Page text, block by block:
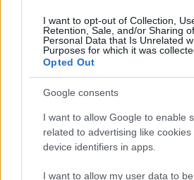
I want to opt-out of Collection,
Retention, Sale, and/or Sharing
Personal Data that Is Unrelated
Purposes for which it was
Opted Out
Google consents
I want to allow Google to enable
related to advertising like
device identifiers in apps.
I want to allow my user data to
Az Orosz Birodalom
Hermann Róbert
Bem apó
Rosonczy-Kovács Mihály
"A ti